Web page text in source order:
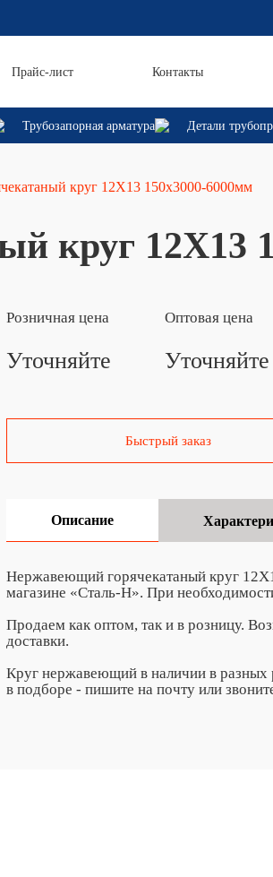
Прайс-лист Контакты
Трубозапорная арматура Детали
круг 12Х13 150х3000-6000мм
круг 12Х13
Розничная цена
Уточняйте
Оптовая цена
Уточняйте
Быстрый заказ
Описание
Нержавеющий горячекатаный круг
магазине «Сталь-Н». При
Продаем как оптом, так и в розницу.
доставки.
Круг нержавеющий в наличии в
в подборе - пишите на почту или